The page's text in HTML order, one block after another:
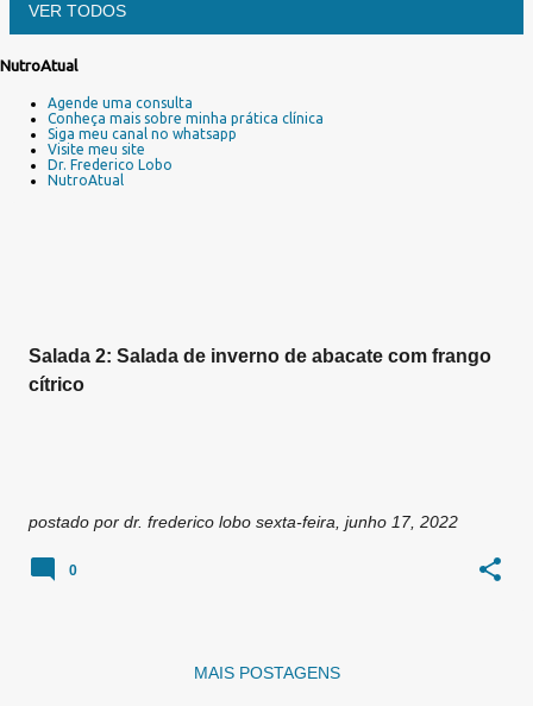
VER TODOS
NutroAtual
Agende uma consulta
Conheça mais sobre minha prática clínica
Siga meu canal no whatsapp
Visite meu site
Dr. Frederico Lobo
NutroAtual
Salada 2: Salada de inverno de abacate com frango
cítrico
postado por dr. frederico lobo sexta-feira, junho 17, 2022
0
MAIS POSTAGENS